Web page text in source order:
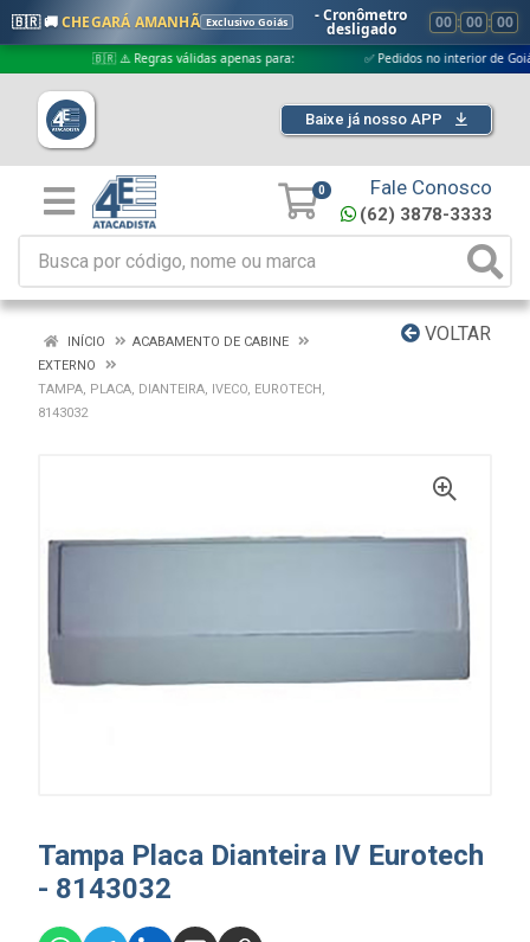
🇧🇷 🚚CHEGARÁ AMANHÃ Exclusivo Goiás - Cronômetro
desligado 00 : 00 : 00
🇧🇷 ⚠️ Regras válidas apenas para: ✅ Pedidos no interior de Goiás
Baixe já nosso APP
0 Fale Conosco
(62) 3878-3333
VOLTAR
INÍCIO
ACABAMENTO DE CABINE
EXTERNO
TAMPA, PLACA, DIANTEIRA, IVECO, EUROTECH,
8143032
Tampa Placa Dianteira IV Eurotech
- 8143032